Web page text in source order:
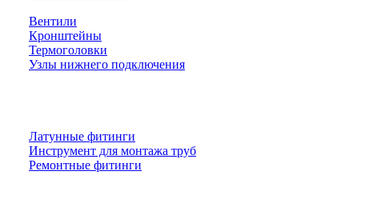
Вентили
Кронштейны
Термоголовки
Узлы нижнего подключения
Латунные фитинги
Инструмент для монтажа труб
Ремонтные фитинги